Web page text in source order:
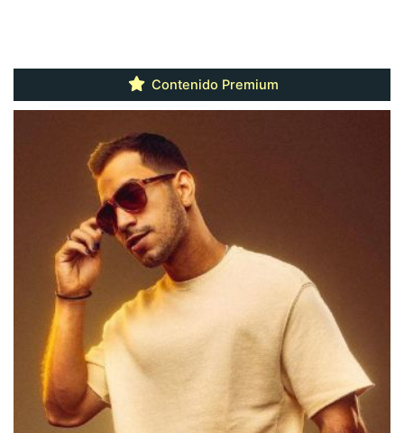
Contenido Premium